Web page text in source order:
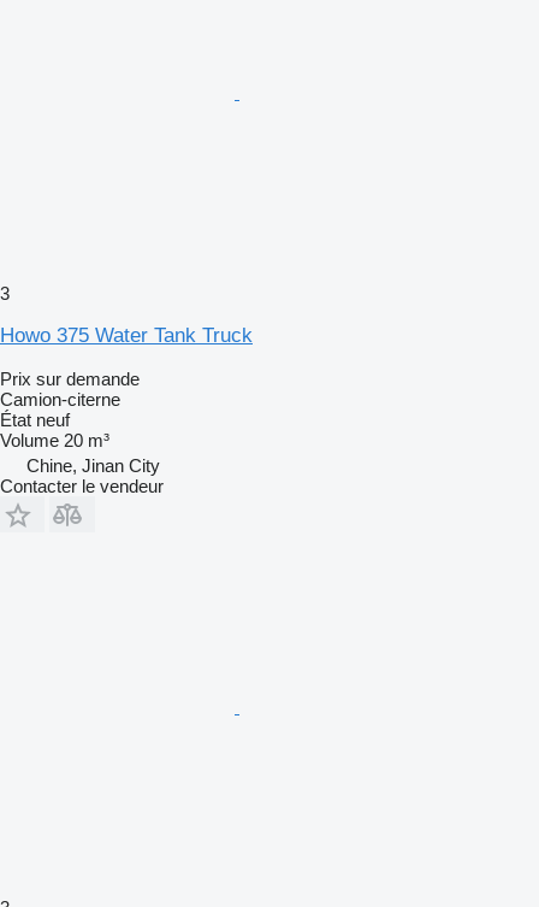
3
Howo 375 Water Tank Truck
Prix sur demande
Camion-citerne
État neuf
Volume 20 m³
Chine, Jinan City
Contacter le vendeur